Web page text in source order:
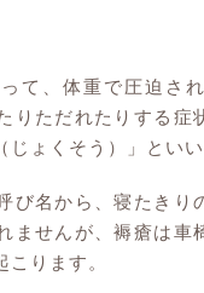
て、体重で圧迫さ
りただれたりする症
じょくそう）」といい
び名から、寝たき
ませんが、褥瘡は車
ります。